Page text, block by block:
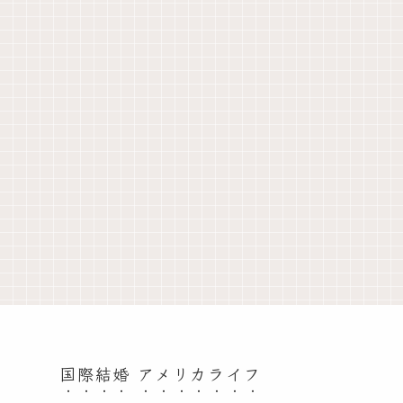
国際結婚 アメリカライフ